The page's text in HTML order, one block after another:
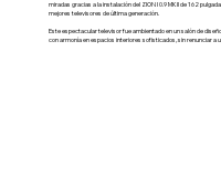
miradas gracias a la instalación del ZION I 0.9 MKII de 162
mejores televisores de última generación.
Este espectacular televisor fue ambientado en un salón de
con armonía en espacios interiores sofisticados, sin renunciar a